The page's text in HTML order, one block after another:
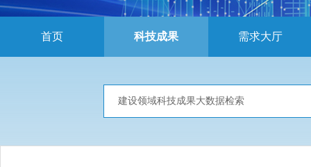
首页 科技成果 需求大厅